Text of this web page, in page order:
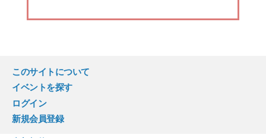
このサイトについて
イベントを探す
ログイン
新規会員登録